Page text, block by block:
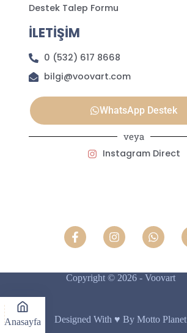
Destek Talep Formu
İLETİŞİM
0 (532) 617 8668
bilgi@voovart.com
WhatsApp Destek
veya
Instagram Direct
Copyright © 2026 - Voovart
Designed With ♥️ By Motto Planet
Anasayfa